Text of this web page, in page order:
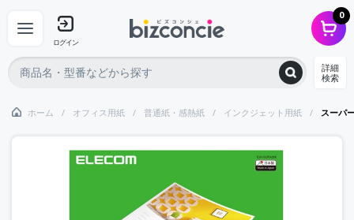
ログイン
0
詳細
検索
ホーム オフィス用紙 普通紙・感熱紙 インクジェット用紙 スーパ